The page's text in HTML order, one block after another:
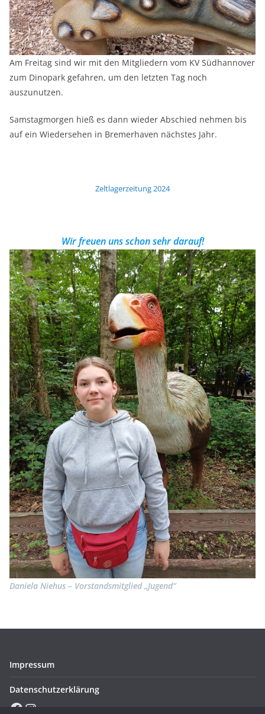
Am Freitag sind wir mit den Mitgliedern vom KV Südhannover
zum Dinopark gefahren, um den letzten Tag noch
auszunutzen.
Samstagmorgen hieß es dann wieder Abschied nehmen bis
auf ein Wiedersehen in Bremerhaven nächstes Jahr.
Zeltlagerzeitung 2024
Wir freuen uns schon sehr darauf!
Daniela Niehus – Vorstandsmitglied „Jugend“
Impressum
Datenschutzerklärung
Facebook
Instagram